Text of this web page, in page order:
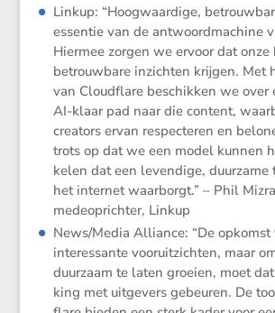
Linkup: “Hoogwaar­dige,
essentie van de antwoord­ma­chine
Hiermee zorgen we ervoor dat
betrouw­bare inzichten krijgen. Met
van Cloud­flare beschikken we over
AI-klaar pad naar die content,
creators ervan respec­teren en
trots op dat we een model kunnen
kelen dat een leven­dige, duurzame
het internet waarborgt.” – Phil
medeop­richter, Linkup
News/​Media Alliance: “De
interes­sante vooruit­zichten, maar
duurzaam te laten groeien, moet
king met uitge­vers gebeuren. De